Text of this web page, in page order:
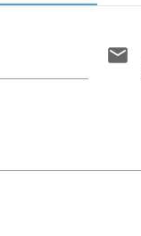
email